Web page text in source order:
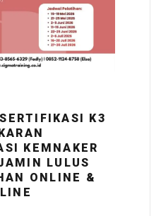
K3
KEMNAKER
LULUS
ONLINE &